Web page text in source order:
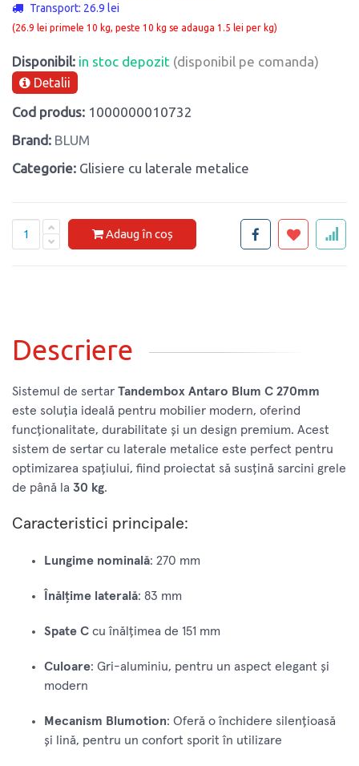
Transport: 26.9 lei
(26.9 lei primele 10 kg, peste 10 kg se adauga 1.5 lei per kg)
Disponibil: in stoc depozit (disponibil pe comanda)
Detalii
Cod produs: 1000000010732
Brand: BLUM
Categorie: Glisiere cu laterale metalice
Adaug în coș
Descriere
Sistemul de sertar Tandembox Antaro Blum C 270mm
este soluția ideală pentru mobilier modern, oferind
funcționalitate, durabilitate și un design premium. Acest
sistem de sertar cu laterale metalice este perfect pentru
optimizarea spațiului, fiind proiectat să susțină sarcini grele
de până la 30 kg.
Caracteristici principale:
Lungime nominală: 270 mm
Înălțime laterală: 83 mm
Spate C cu înălțimea de 151 mm
Culoare: Gri-aluminiu, pentru un aspect elegant și
modern
Mecanism Blumotion: Oferă o închidere silențioasă
și lină, pentru un confort sporit în utilizare